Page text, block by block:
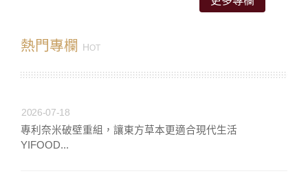
熱門專欄 HOT
2026-07-18
專利奈米破壁重組，讓東方草本更適合現代生活
YIFOOD...